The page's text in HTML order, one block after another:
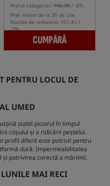
Pretul categoriei: 106,39 / -8%
Preț minim de la 30 de zile
înainte de reducere: 101.41 /
-3%
CUMPĂRĂ
PENTRU LOCUL DE
UMED
stabil piciorul în timpul
coșului și a ridicării peștelui.
profil diferit este potrivit pentru
dură. Impermeabilitatea
și potrivirea corectă a mărimii.
MAI RECI